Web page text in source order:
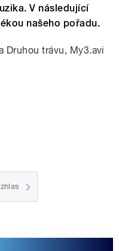
V následující
našeho pořadu.
Druhou trávu, My3.avi